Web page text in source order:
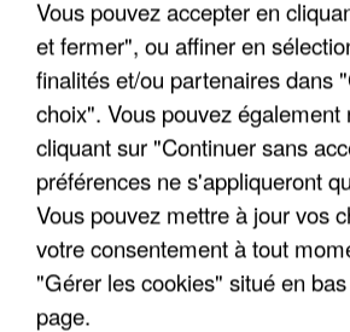
quelques jours plus tôt.
Vous pouvez accepter en
et fermer", ou affiner en
finalités et/ou partenaires dans
choix". Vous pouvez également
cliquant sur "Continuer sans
préférences ne s'appliqueront
Vous pouvez mettre à jour vos
votre consentement à tout
"Gérer les cookies" situé en
page.